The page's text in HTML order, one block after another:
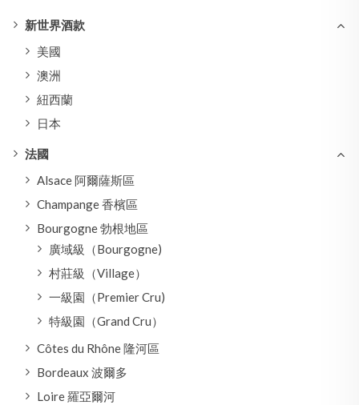
新世界酒款
美國
澳洲
紐西蘭
日本
法國
Alsace 阿爾薩斯區
Champange 香檳區
Bourgogne 勃根地區
廣域級（Bourgogne)
村莊級（Village）
一級園（Premier Cru)
特級園（Grand Cru）
Côtes du Rhône 隆河區
Bordeaux 波爾多
Loire 羅亞爾河